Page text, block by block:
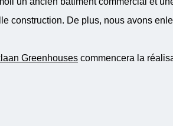
construction. De plus, nous avons
Greenhouses commencera la